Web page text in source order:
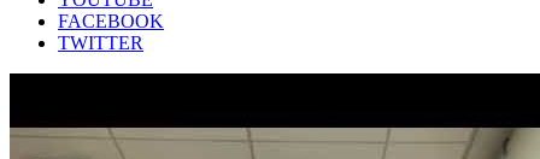
FACEBOOK
TWITTER